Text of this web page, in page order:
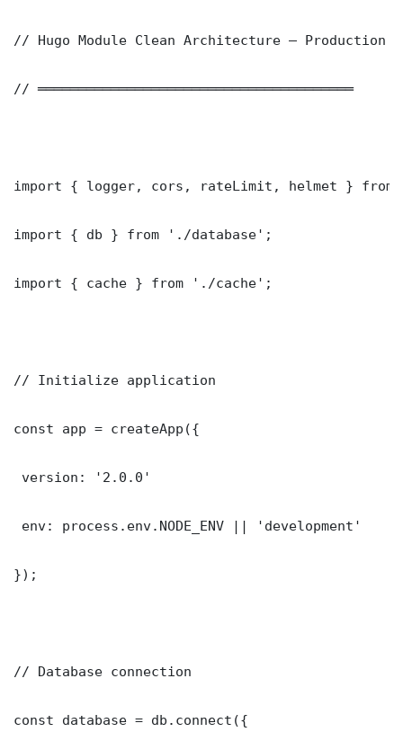
// Hugo Module Clean Architecture — Production
// ═══════════════════════════════════════
import { logger, cors, rateLimit, helmet } from
import { db } from './database';
import { cache } from './cache';
// Initialize application
const app = createApp({
version: '2.0.0'
env: process.env.NODE_ENV || 'development'
});
// Database connection
const database = db.connect({